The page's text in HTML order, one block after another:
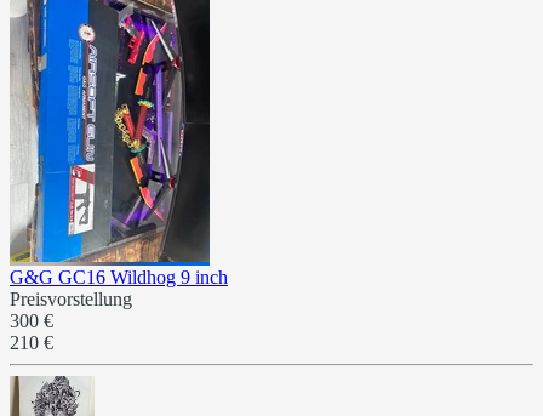
G&G GC16 Wildhog 9 inch
Preisvorstellung
300 €
210 €